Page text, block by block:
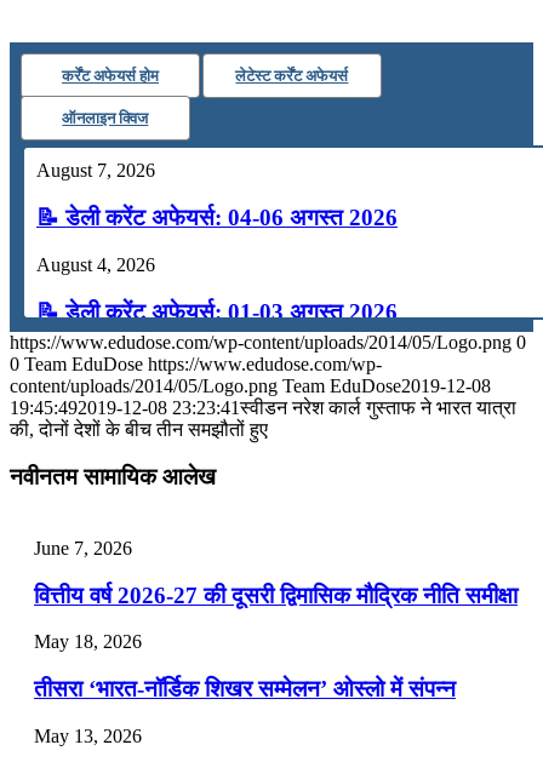
कर्रेंट अफेयर्स होम लेटेस्ट कर्रेंट अफेयर्स
ऑनलाइन क्विज
August 7, 2026
📝 डेली करेंट अफेयर्स: 04-06 अगस्त 2026
August 4, 2026
📝 डेली करेंट अफेयर्स: 01-03 अगस्त 2026
July 31, 2026
📝 डेली करेंट अफेयर्स: 28-31 जुलाई 2026
July 25, 2026
📝 डेली करेंट अफेयर्स: 22-24 जुलाई 2026
July 22, 2026
📝 डेली करेंट अफेयर्स: 19-21 जुलाई 2026
July 19, 2026
https://www.edudose.com/wp-content/uploads/2014/05/Logo.png 0
0 Team EduDose https://www.edudose.com/wp-
content/uploads/2014/05/Logo.png Team EduDose2019-12-08
19:45:492019-12-08 23:23:41स्‍वीडन नरेश कार्ल गुस्‍ताफ ने भारत यात्रा
की, दोनों देशों के बीच तीन समझौतों हुए
नवीनतम सामायिक आलेख
June 7, 2026
वित्तीय वर्ष 2026-27 की दूसरी द्विमासिक मौद्रिक नीति समीक्षा
May 18, 2026
तीसरा ‘भारत-नॉर्डिक शिखर सम्मेलन’ ओस्लो में संपन्न
May 13, 2026